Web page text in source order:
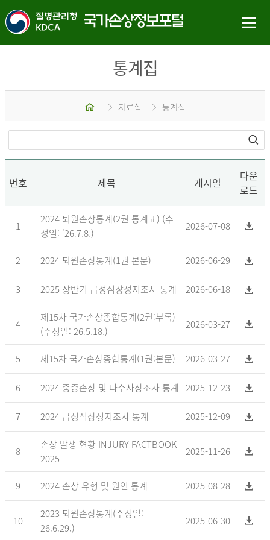
통계집
홈 자료실 통계집
번호 제목 게시일
다운
로드
1
2024 퇴원손상통계(2권 통계표) (수
정일: '26.7.8.)
2026-07-08
2 2024 퇴원손상통계(1권 본문) 2026-06-29
3 2025 상반기 급성심장정지조사 통계 2026-06-18
4
제15차 국가손상종합통계(2권:부록)
(수정일: 26.5.18.)
2026-03-27
5 제15차 국가손상종합통계(1권:본문) 2026-03-27
6 2024 중증손상 및 다수사상조사 통계 2025-12-23
7 2024 급성심장정지조사 통계 2025-12-09
8
손상 발생 현황 INJURY FACTBOOK
2025
2025-11-26
9 2024 손상 유형 및 원인 통계 2025-08-28
10
2023 퇴원손상통계(수정일:
26.6.29.)
2025-06-30